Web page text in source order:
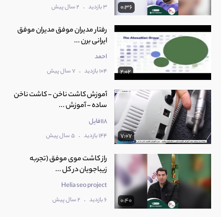
0:36 3 بازدید . 2 سال پیش
2:02
رفتار مدیران موفق مدیران موفق
ایرانی برن ...
احمد
104 بازدید . 7 سال پیش
7:07
آموزش کاشت ناخن - کاشت ناخن
ساده - آموزش ...
118فایل
144 بازدید . 5 سال پیش
0:40
راز کاشت موی موفق (تجربه
زیباجویان در کل ...
Helia seo project
6 بازدید . 2 سال پیش